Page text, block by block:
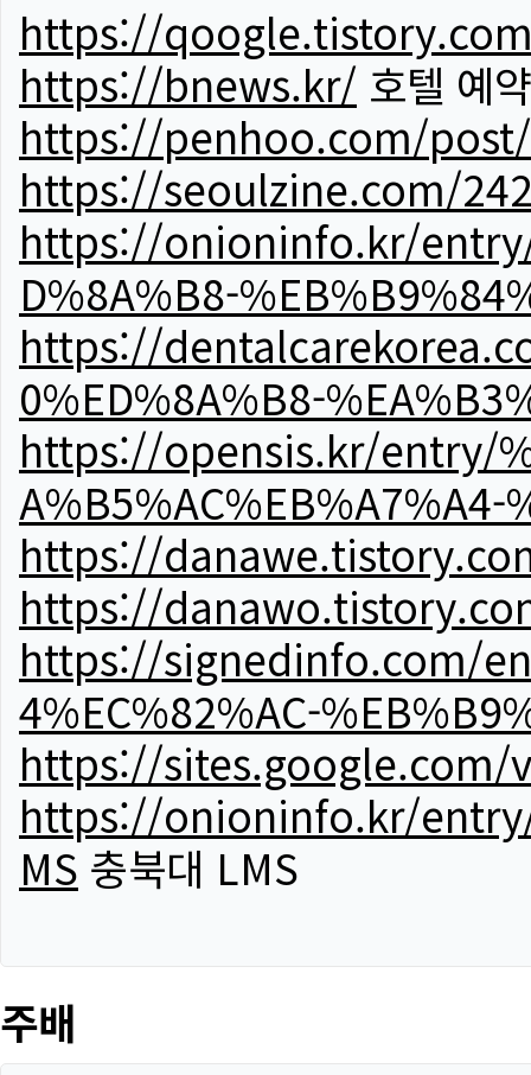
https://
https://bnews.kr/ 호텔 예약
https://penhoo.com/
https://seoulzine.com/
https://onioninfo.kr/entry/
D%8A%B8-
https://
0%ED%8A%B8-
https://opensis.kr/entry/
A%B5%AC%EB%A7%A4-
https://
https://
https://signedinfo.com/
4%EC%82%AC-
https://sites.google.com/
https://onioninfo.kr/entry/
MS 충북대 LMS
주배